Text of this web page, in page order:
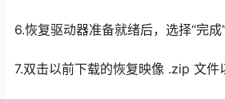
6.恢复驱动器准备就绪后，选择“完成”
7.双击以前下载的恢复映像 .zip 文件